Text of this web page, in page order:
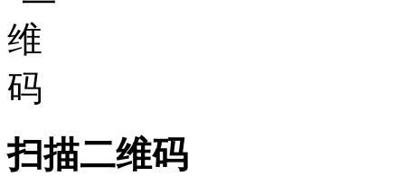
扫描二维码